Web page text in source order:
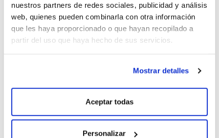
nuestros partners de redes sociales, publicidad y análisis
web, quienes pueden combinarla con otra información
que les haya proporcionado o que hayan recopilado a
partir del uso que haya hecho de sus servicios.
Mostrar detalles
Aceptar todas
Personalizar
LA VIÑA DE ELOY
Parcela de 1,1 ha. con Godello.
PORTO DE LOBOS
Parcela de 1,1 ha. conBrancellao y Sousón.